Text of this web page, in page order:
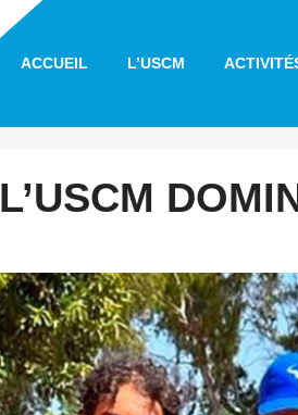
ACCUEIL L’USCM
L’USCM